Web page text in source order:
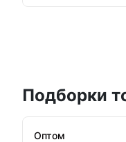
Подборки
Оптом